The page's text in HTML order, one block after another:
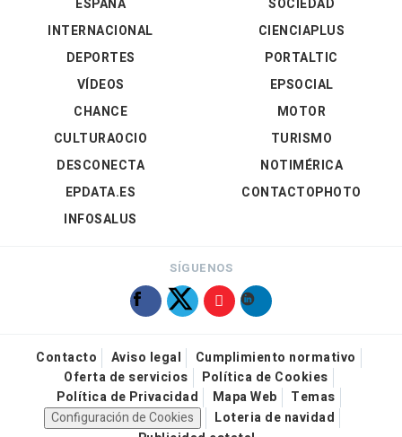
INTERNACIONAL
DEPORTES
VÍDEOS
CIENCIAPLUS
PORTALTIC
EPSOCIAL
CHANCE
CULTURAOCIO
DESCONECTA
EPDATA.ES
INFOSALUS
MOTOR
TURISMO
NOTIMÉRICA
CONTACTOPHOTO
SÍGUENOS
Contacto Aviso legal
Cumplimiento normativo
Oferta de servicios
Política de Cookies
Política de Privacidad
Mapa Web
Temas
Configuración de Cookies
Loteria de navidad